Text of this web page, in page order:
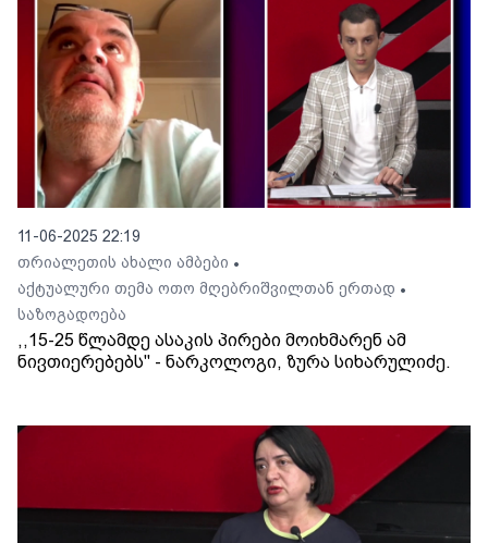
11-06-2025 22:19
თრიალეთის ახალი ამბები •
აქტუალური თემა ოთო მღებრიშვილთან ერთად •
საზოგადოება
,,15-25 წლამდე ასაკის პირები მოიხმარენ ამ
ნივთიერებებს'' - ნარკოლოგი, ზურა სიხარულიძე.